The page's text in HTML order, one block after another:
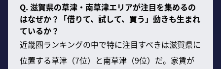
Q. 滋賀県の草津・南草津エリアが注目を集めるの
はなぜか？「借りて、試して、買う」動きも生まれ
ているか？
近畿圏ランキングの中で特に注目すべきは滋賀県に
位置する草津（7位）と南草津（9位）だ。家賃が